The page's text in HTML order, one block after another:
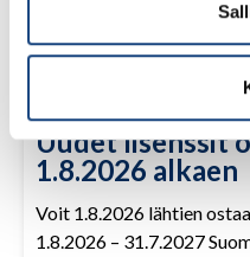
28.7.2026
Uudet lisenssit
1.8.2026 alkaen
Voit 1.8.2026 lähtien
1.8.2026 – 31.7.2027